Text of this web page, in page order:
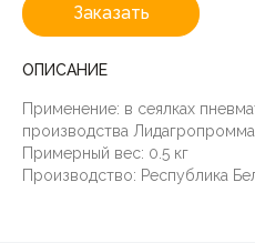
Заказать
ОПИСАНИЕ
Применение: в сеялках
производства
Примерный вес: 0.5 кг
Производство: Республика